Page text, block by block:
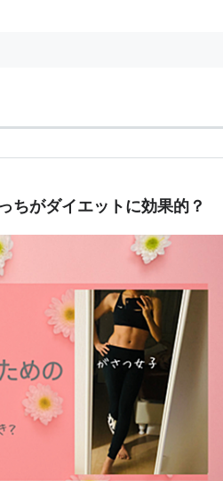
ちがダイエットに効果的？